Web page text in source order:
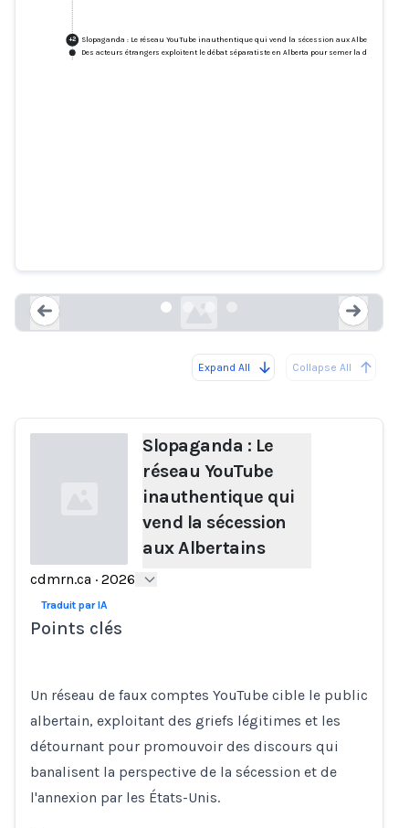
+2
Slopaganda : Le réseau YouTube inauthentique qui vend la sécession aux Albertains
Des acteurs étrangers exploitent le débat séparatiste en Alberta pour semer la discorde,
Expand All Collapse All
Loading...
Slopaganda : Le
réseau YouTube
inauthentique qui
vend la sécession
aux Albertains
cdmrn.ca · 2026
Traduit par IA
Points clés
Un réseau de faux comptes YouTube cible le public
albertain, exploitant des griefs légitimes et les
détournant pour promouvoir des discours qui
banalisent la perspective de la sécession et de
l'annexion par les États-Unis.